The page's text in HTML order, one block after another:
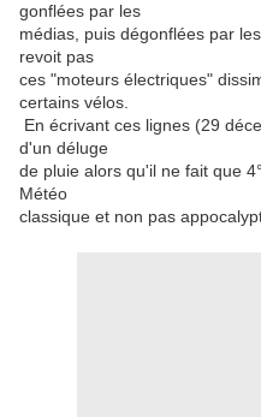
gonflées par les
médias, puis dégonflées par
revoit pas
ces "moteurs électriques"
certains vélos.
En écrivant ces lignes (29
d'un déluge
de pluie alors qu'il ne fait que
Météo
classique et non pas